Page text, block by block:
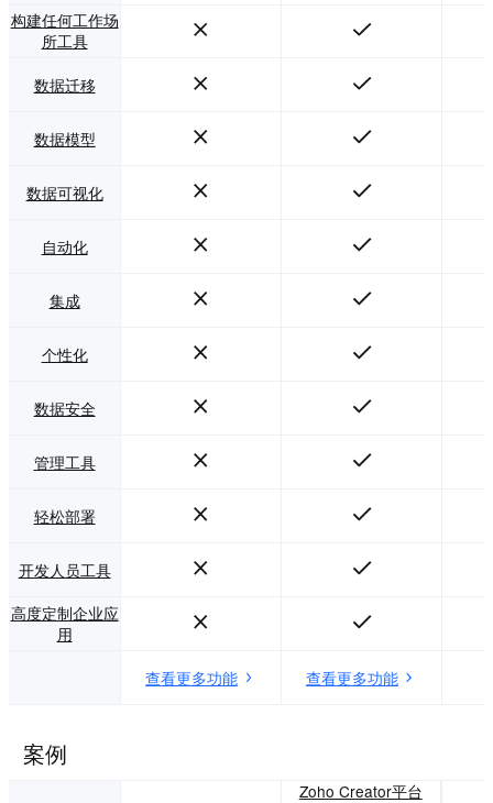
构建任何工作场
所工具
数据迁移
数据模型
数据可视化
自动化
集成
个性化
数据安全
管理工具
轻松部署
开发人员工具
高度定制企业应
用
查看更多功能
查看更多功能
案例
Zoho Creator平台